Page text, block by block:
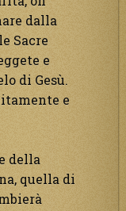
dalla
Sacre
e
di Gesù.
e
della
quella di